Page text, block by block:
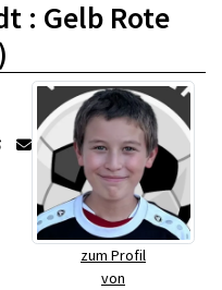
: Gelb Rote
zum Profil
von